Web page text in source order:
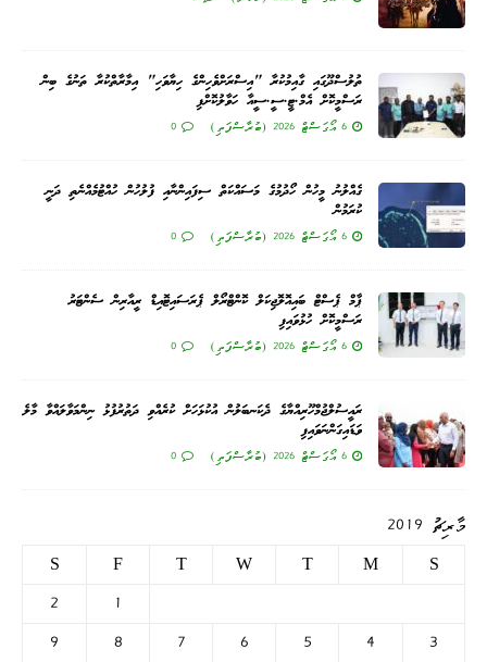
ތުލުސްދޫގައި ގާއިމުކުރާ "އިސްރަށްވެހިންގެ ހިޔާވަހި" އިމާރާތްކުރާ ތަނުގެ ބިން
ރަސްމީކޮށް އެމް.ޓީ.ސީ.ސީއާ ހަވާލުކޮށްފި
6 އޯގަސްޓް 2026 (ބުރާސްފަތި) 0
ގެއްލުނު މީހުން ހޯދުމުގެ މަސައްކަތް ސިފައިންނާއި ފުލުހުން ހުއްޓުމެއްނެތި ދަނީ
ކުރަމުން
6 އޯގަސްޓް 2026 (ބުރާސްފަތި) 0
ޕާމް ޕެސްޓް ބައިއޮލޮޖިކަލް ކޮންޓްރޯލް ޕެރަސައިޓޮއިޑް ރީއާރިން ސެންޓަރު
ރަސްމީކޮށް ހުޅުވައިފި
6 އޯގަސްޓް 2026 (ބުރާސްފަތި) 0
ރައީސުލްޖުމްހޫރިއްޔާގެ ދެކަނބަލުން އުކުޅަހަށް ކުރެއްވި ދަތުރުފުޅު ނިންމަވާލައްވާ މާލެ
ވަޑައިގަންނަވައިފި
6 އޯގަސްޓް 2026 (ބުރާސްފަތި) 0
މާރިޗު 2019
S
M
T
W
T
F
S
1
2
3
4
5
6
7
8
9